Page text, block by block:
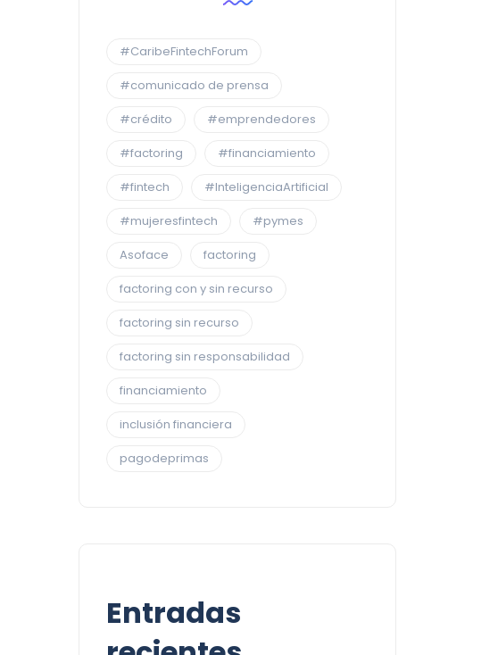
#CaribeFintechForum
#comunicado de prensa
#crédito
#emprendedores
#factoring
#financiamiento
#fintech
#InteligenciaArtificial
#mujeresfintech
#pymes
Asoface
factoring
factoring con y sin recurso
factoring sin recurso
factoring sin responsabilidad
financiamiento
inclusión financiera
pagodeprimas
Entradas